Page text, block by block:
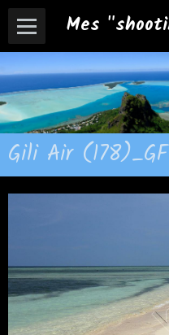
Mes
Gili Air (178)_GF